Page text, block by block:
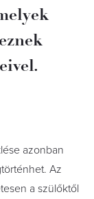
azonban
Az
a szülőktől